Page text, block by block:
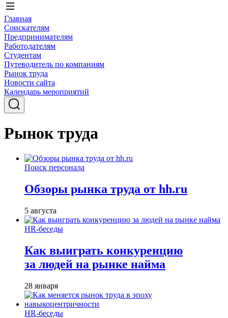
Главная
Соискателям
Предпринимателям
Работодателям
Студентам
Путеводитель по компаниям
Рынок труда
Новости сайта
Календарь мероприятий
Рынок труда
Поиск персонала
Обзоры рынка труда от hh.ru
5 августа
HR-беседы
Как выиграть конкуренцию
за людей на рынке найма
28 января
HR-беседы